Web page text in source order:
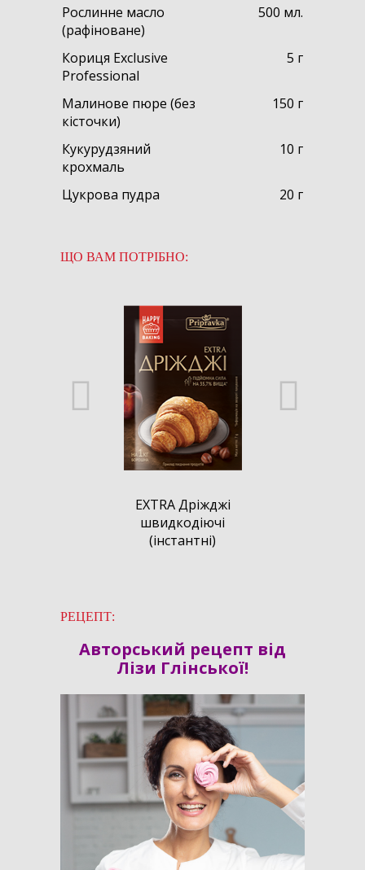
Рослинне масло
(рафіноване)
500 мл.
Кориця Exclusive
Professional
5 г
Малинове пюре (без
кісточки)
150 г
Кукурудзяний
крохмаль
10 г
Цукрова пудра 20 г
ЩО ВАМ ПОТРІБНО:
Термостійкий
ванільний
цукор із
РЕЦЕПТ:
Авторський рецепт від
Лізи Глінської!